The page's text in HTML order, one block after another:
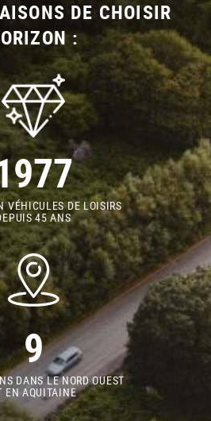
DE CHOISIR
:
VÉHICULES DE LOISIRS
45 ANS
9
DANS LE NORD OUEST
EN AQUITAINE